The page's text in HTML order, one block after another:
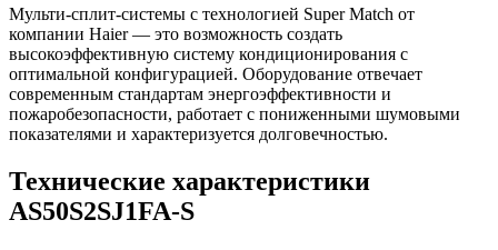
Мульти-сплит-системы с технологией Super Match от
компании Haier — это возможность создать
высокоэффективную систему кондиционирования с
оптимальной конфигурацией. Оборудование отвечает
современным стандартам энергоэффективности и
пожаробезопасности, работает с пониженными шумовыми
показателями и характеризуется долговечностью.
Технические характеристики
AS50S2SJ1FA-S